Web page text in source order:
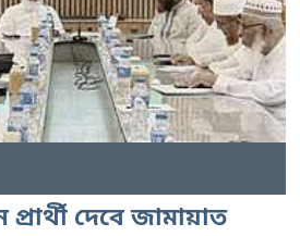
প্রার্থী দেবে জামায়াত